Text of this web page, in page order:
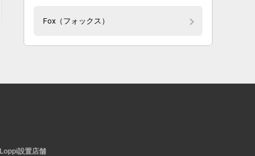
Fox（フォックス）
Loppi設置店舗